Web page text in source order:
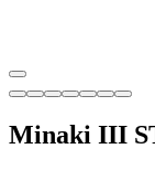
Minaki III